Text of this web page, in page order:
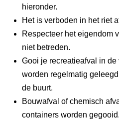
hieronder.
Het is verboden in het riet
Respecteer het eigendom
niet betreden.
Gooi je recreatieafval in
worden regelmatig
de buurt.
Bouwafval of chemisch
containers worden